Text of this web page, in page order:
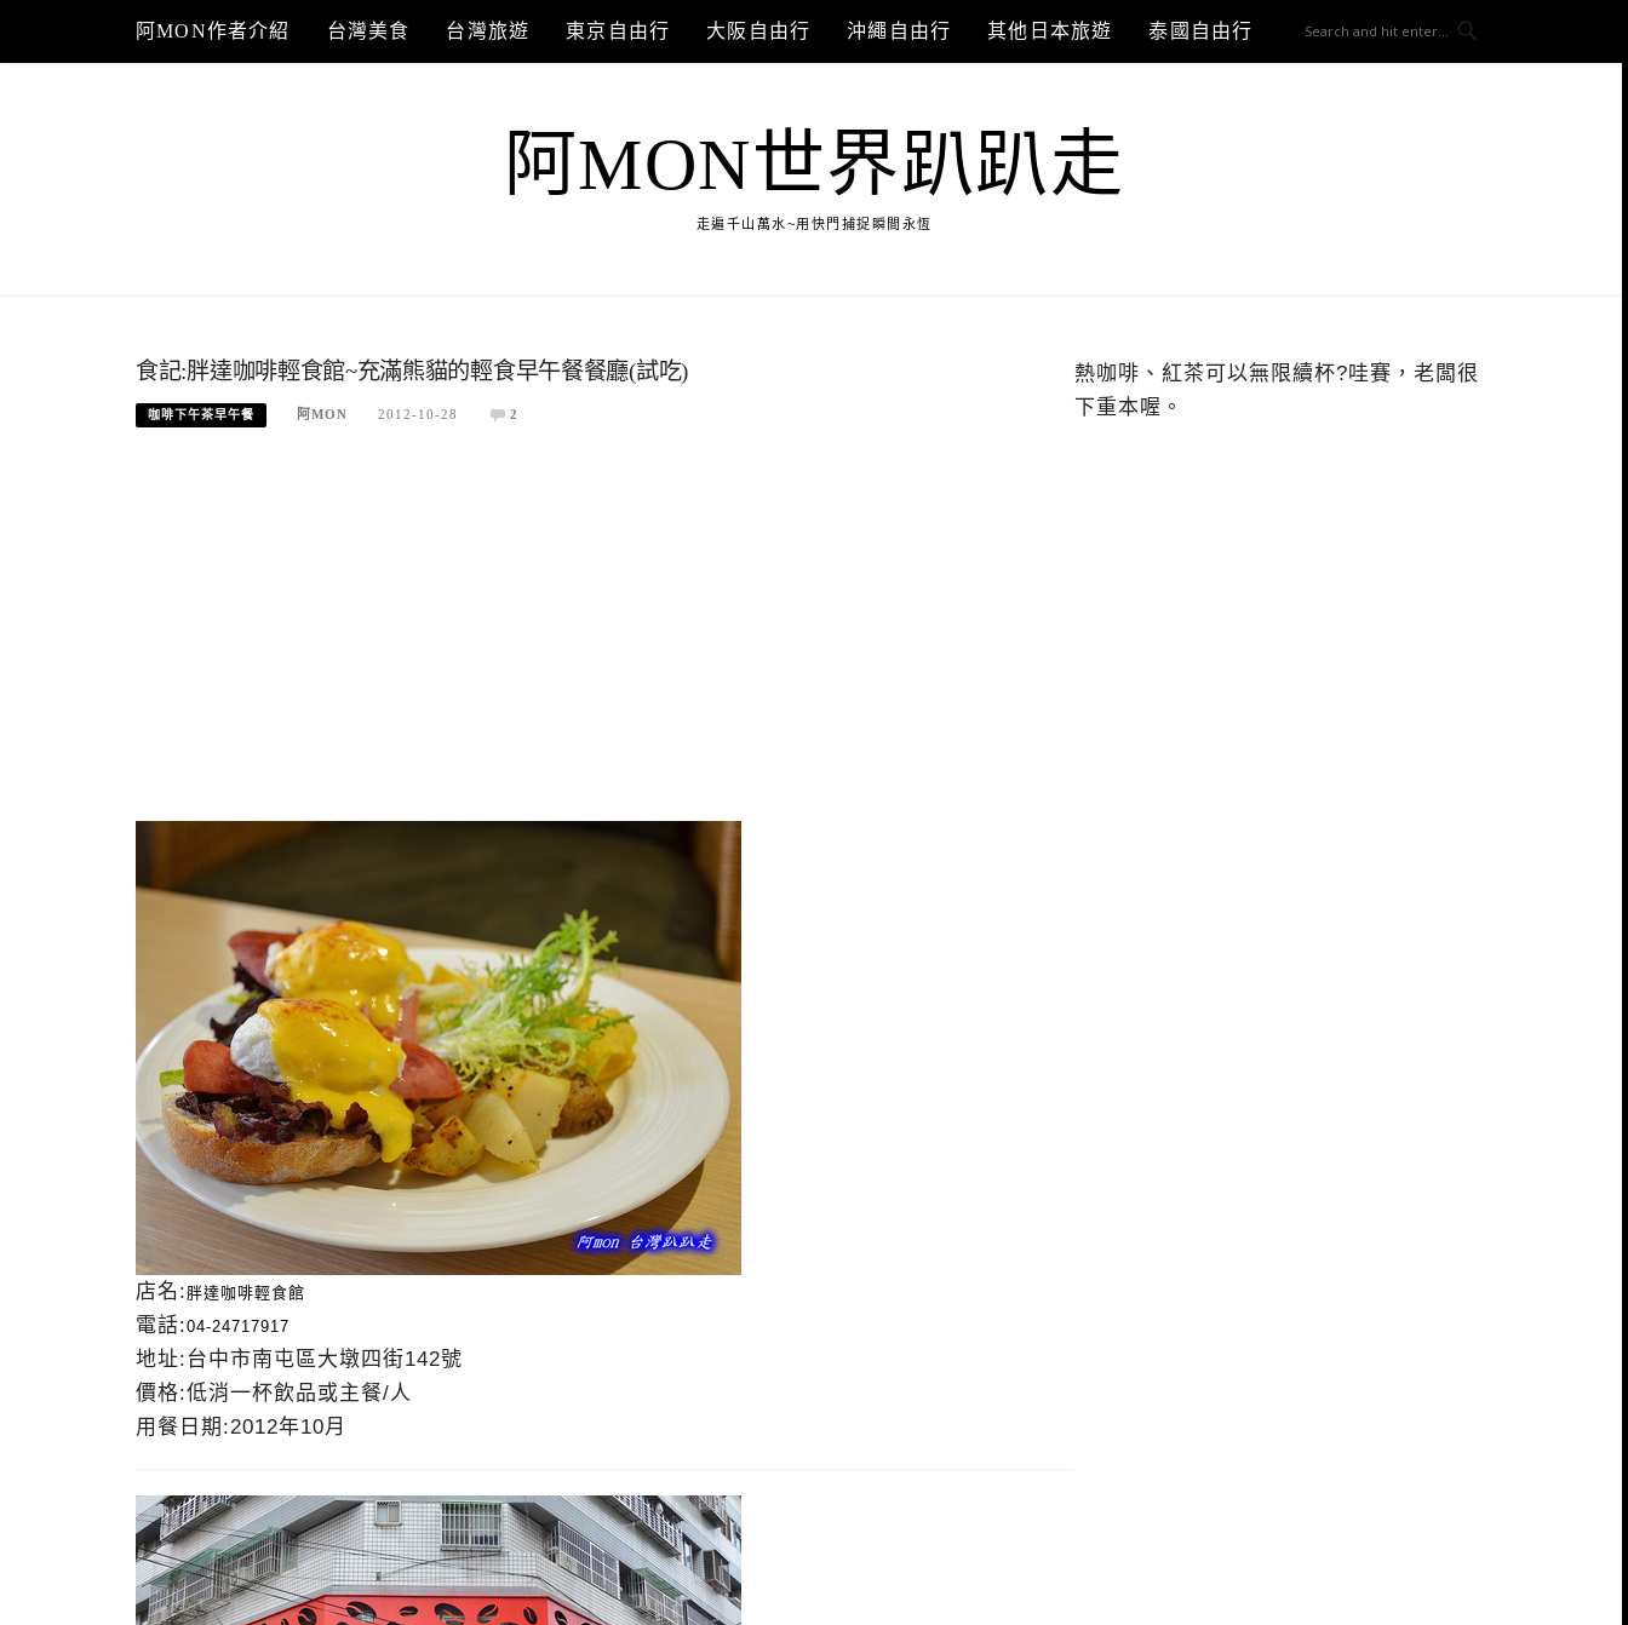
content
阿MON作者介紹 台灣美食 台灣旅遊 東京自由行 大阪自由行 沖繩自由行 其他日本旅遊 泰國自由行
阿MON世界趴趴走
走遍千山萬水~用快門捕捉瞬間永恆
食記:胖達咖啡輕食館~充滿熊貓的輕食早午餐餐廳(試吃)
咖啡下午茶早午餐 阿MON 2012-10-28 2
店名:胖達咖啡輕食館
電話:04-24717917
地址:台中市南屯區大墩四街142號
價格:低消一杯飲品或主餐/人
用餐日期:2012年10月
熱咖啡、紅茶可以無限續杯?哇賽，老闆很
下重本喔。